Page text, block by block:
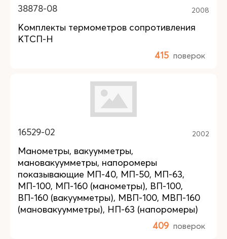
38878-08 2008
Комплекты термометров сопротивления
КТСП-Н
415 поверок
16529-02 2002
Манометры, вакуумметры,
мановакуумметры, напоромеры
показывающие МП-40, МП-50, МП-63,
МП-100, МП-160 (манометры), ВП-100,
ВП-160 (вакуумметры), МВП-100, МВП-160
(мановакуумметры), НП-63 (напоромеры)
409 поверок